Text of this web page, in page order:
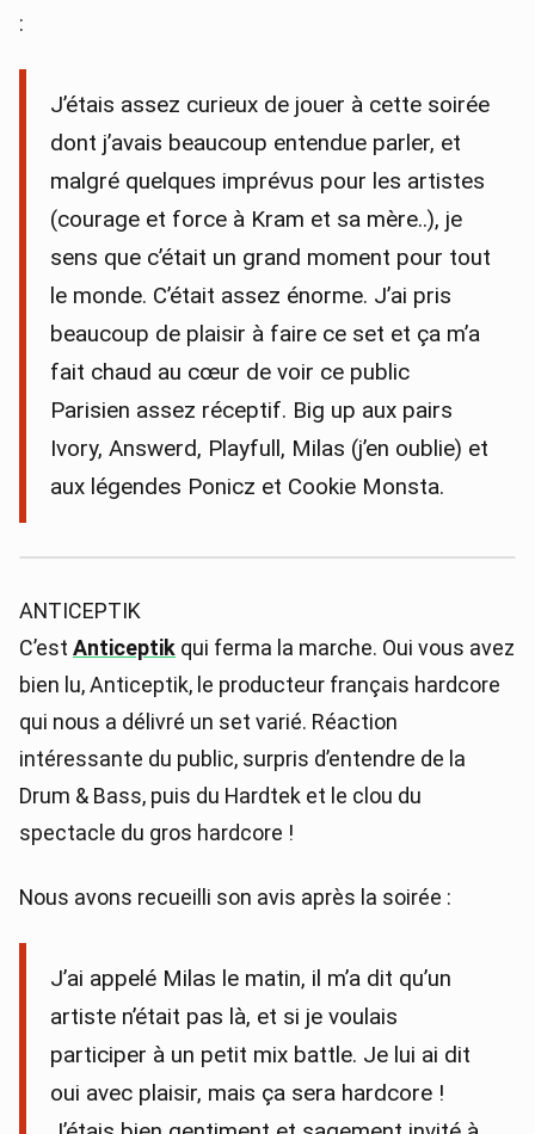
:
J’étais assez curieux de jouer à cette soirée
dont j’avais beaucoup entendue parler, et
malgré quelques imprévus pour les artistes
(courage et force à Kram et sa mère..), je
sens que c’était un grand moment pour tout
le monde. C’était assez énorme. J’ai pris
beaucoup de plaisir à faire ce set et ça m’a
fait chaud au cœur de voir ce public
Parisien assez réceptif. Big up aux pairs
Ivory, Answerd, Playfull, Milas (j’en oublie) et
aux légendes Ponicz et Cookie Monsta.
ANTICEPTIK
C’est Anticeptik qui ferma la marche. Oui vous avez
bien lu, Anticeptik, le producteur français hardcore
qui nous a délivré un set varié. Réaction
intéressante du public, surpris d’entendre de la
Drum & Bass, puis du Hardtek et le clou du
spectacle du gros hardcore !
Nous avons recueilli son avis après la soirée :
J’ai appelé Milas le matin, il m’a dit qu’un
artiste n’était pas là, et si je voulais
participer à un petit mix battle. Je lui ai dit
oui avec plaisir, mais ça sera hardcore !